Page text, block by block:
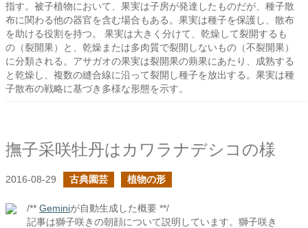
指す。被子植物において、果実は子房が発達したものだが、種子散
布に関わる他の器官を含む場合もある。果実は種子を保護し、散布
を助ける役割を持つ。 果実は大きく分けて、乾燥して裂開するも
の（裂開果）と、乾燥または多肉質で裂開しないもの（不裂開果）
に分類される。アサガオの果実は裂開果の蒴果にあたり、成熟する
と乾燥し、複数の縫合線に沿って裂開し種子を放出する。果実は種
子散布の戦略に基づき多様な形態を示す。
撫子采咲牡丹はカワラナデシコの様
2016-08-29 古典園芸 植物の形
/** Geminiが自動生成した概要 **/
記事は獅子咲きの朝顔について説明しています。獅子咲き